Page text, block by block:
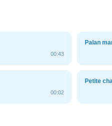
00:43
Palan
00:02
Petite